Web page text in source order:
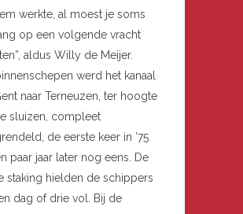
werkte, al moest je soms
op een volgende vracht
aldus Willy de Meijer.
werd het kanaal
naar Terneuzen, ter hoogte
sluizen, compleet
de eerste keer in ’75
paar jaar later nog eens. De
staking hielden de schippers
dag of drie vol. Bij de